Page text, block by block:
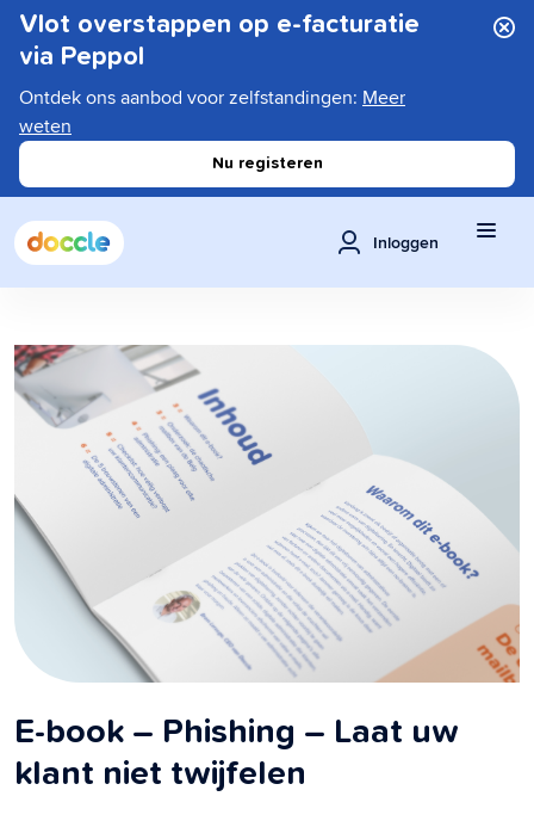
Vlot overstappen op e-facturatie
via Peppol
Ontdek ons aanbod voor zelfstandingen: Meer
weten
Nu registeren
Inloggen
E-book – Phishing – Laat uw
klant niet twijfelen